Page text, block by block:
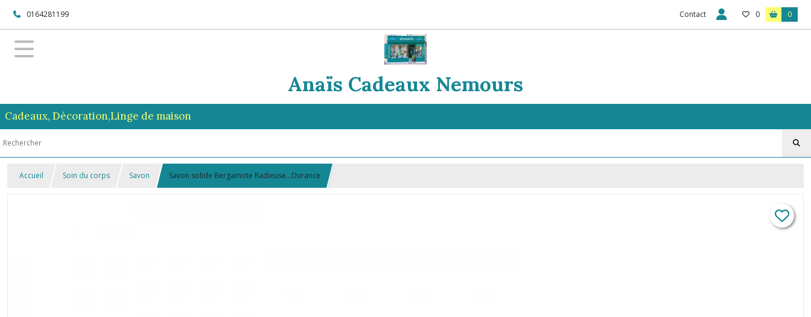
0164281199 Contact 0 0
Anaïs Cadeaux Nemours
Cadeaux, Décoration,Linge de maison
Accueil Soin du corps Savon Savon solide Bergamote Radieuse...Durance